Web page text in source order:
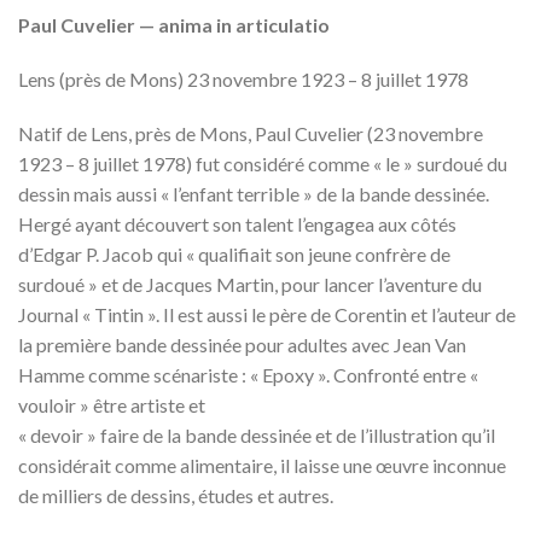
Paul Cuvelier — anima in articulatio
Lens (près de Mons) 23 novembre 1923 – 8 juillet 1978
Natif de Lens, près de Mons, Paul Cuvelier (23 novembre
1923 – 8 juillet 1978) fut considéré comme « le » surdoué du
dessin mais aussi « l’enfant terrible » de la bande dessinée.
Hergé ayant découvert son talent l’engagea aux côtés
d’Edgar P. Jacob qui « qualifiait son jeune confrère de
surdoué » et de Jacques Martin, pour lancer l’aventure du
Journal « Tintin ». Il est aussi le père de Corentin et l’auteur de
la première bande dessinée pour adultes avec Jean Van
Hamme comme scénariste : « Epoxy ». Confronté entre «
vouloir » être artiste et
« devoir » faire de la bande dessinée et de l’illustration qu’il
considérait comme alimentaire, il laisse une œuvre inconnue
de milliers de dessins, études et autres.